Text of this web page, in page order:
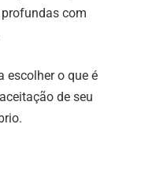
com
escolher o que é
de seu